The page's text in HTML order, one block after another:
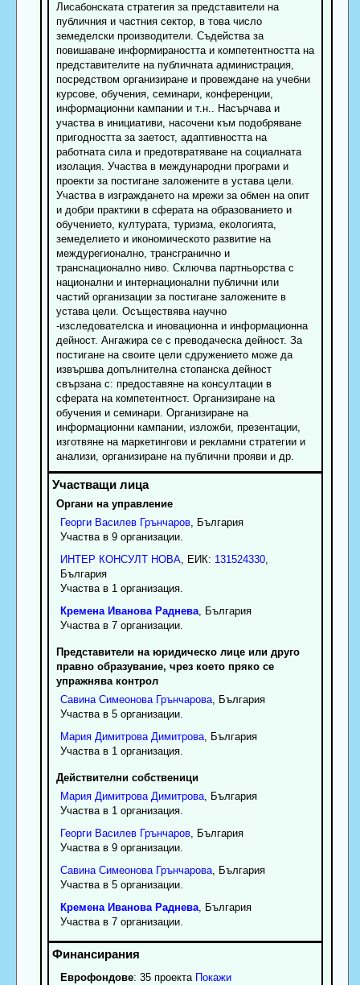
Лисабонската стратегия за представители на
публичния и частния сектор, в това число
земеделски производители. Съдейства за
повишаване информираността и компетентността на
представителите на публичната администрация,
посредством организиране и провеждане на учебни
курсове, обучения, семинари, конференции,
информационни кампании и т.н.. Насърчава и
участва в инициативи, насочени към подобряване
пригодността за заетост, адаптивността на
работната сила и предотвратяване на социалната
изолация. Участва в международни програми и
проекти за постигане заложените в устава цели.
Участва в изграждането на мрежи за обмен на опит
и добри практики в сферата на образованието и
обучението, културата, туризма, екологията,
земеделието и икономическото развитие на
междурегионално, трансгранично и
транснационално ниво. Сключва партньорства с
национални и интернационални публични или
частий организации за постигане заложените в
устава цели. Осъществява научно
-изследователска и иновационна и информационна
дейност. Ангажира се с преводаческа дейност. За
постигане на своите цели сдружението може да
извършва допълнителна стопанска дейност
свързана с: предоставяне на консултации в
сферата на компетентност. Организиране на
обучения и семинари. Организиране на
информационни кампании, изложби, презентации,
изготвяне на маркетингови и рекламни стратегии и
анализи, организиране на публични прояви и др.
Органи на управление
Георги Василев Грънчаров, България
Участва в 9 организации.
ИНТЕР КОНСУЛТ НОВА, ЕИК: 131524330,
България
Участва в 1 организация.
Кремена Иванова Раднева, България
Участва в 7 организации.
Представители на юридическо лице или друго
правно образувание, чрез което пряко се
упражнява контрол
Савина Симеонова Грънчарова, България
Участва в 5 организации.
Мария Димитрова Димитрова, България
Участва в 1 организация.
Действителни собственици
Мария Димитрова Димитрова, България
Участва в 1 организация.
Георги Василев Грънчаров, България
Участва в 9 организации.
Савина Симеонова Грънчарова, България
Участва в 5 организации.
Кремена Иванова Раднева, България
Участва в 7 организации.
Еврофондове: 35 проекта Покажи